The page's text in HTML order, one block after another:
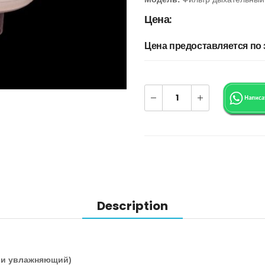
Цена:
Цена предоставляется по
Description
увлажняющий)